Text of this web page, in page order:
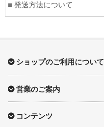
■ 発送方法について
ショップのご利用について
営業のご案内
コンテンツ